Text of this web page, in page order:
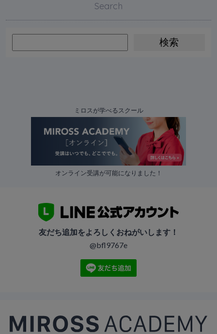
Search
ミロスが学べるスクール
オンライン受講が可能になりました！
友だち追加をよろしくおねがいします！
@bfl9767e